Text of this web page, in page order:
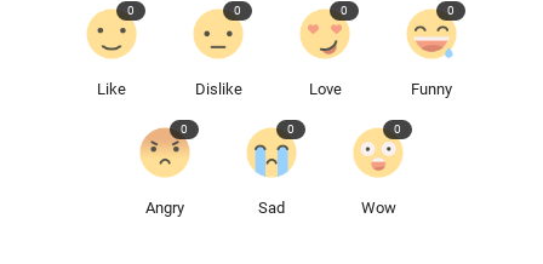
Like
0
Dislike
0
Love
0
Funny
0
Angry
0
Sad
0
Wow
0